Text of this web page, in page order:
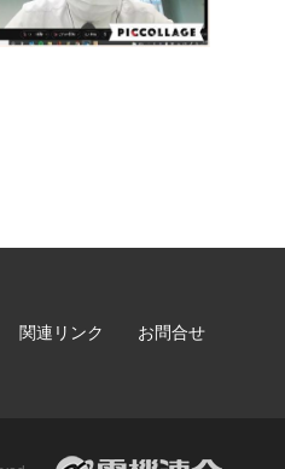
関連リンク お問合せ